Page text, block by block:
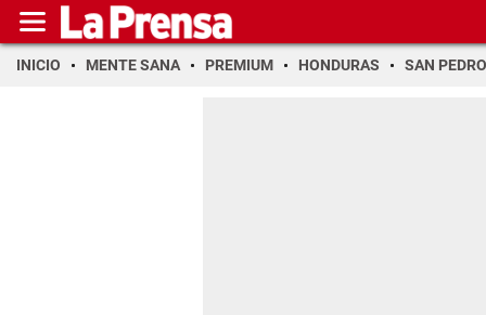
INICIO MENTE SANA PREMIUM HONDURAS SAN PEDRO